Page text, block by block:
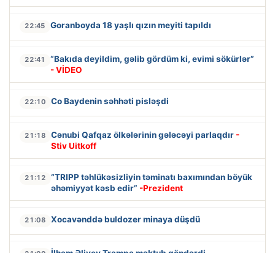
22:45 Goranboyda 18 yaşlı qızın meyiti tapıldı
22:41
“Bakıda deyildim, gəlib gördüm ki, evimi sökürlər”
- VİDEO
22:10 Co Baydenin səhhəti pisləşdi
21:18 Cənubi Qafqaz ölkələrinin gələcəyi parlaqdır -
Stiv Uitkoff
21:12
“TRIPP təhlükəsizliyin təminatı baxımından böyük
əhəmiyyət kəsb edir” -Prezident
21:08 Xocavənddə buldozer minaya düşdü